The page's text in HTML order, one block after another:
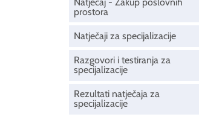
prostora
Natječaji za specijalizacije
Razgovori i testiranja za
specijalizacije
Rezultati natječaja za
specijalizacije